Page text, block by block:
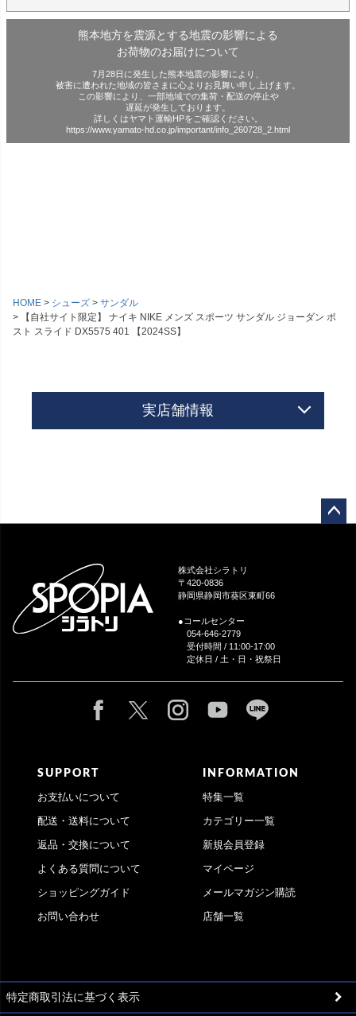
熊本地方を震源とする地震の影響による
お荷物のお届けについて
7月28日に発生した熊本地震の影響により、
被害に遭われた地域の皆さまに心よりお見舞い申し上げます。
この影響により、一部地域での集荷・配送の停止や
遅延が発生しております。
詳しくはヤマト運輸HPをご確認ください。
https://www.yamato-hd.co.jp/important/info_260728_2.html
HOME シューズ
サンダル
【自社サイト限定】 ナイキ NIKE メンズ スポーツ サンダル ジョーダン ポ
スト スライド DX5575 401 【2024SS】
実店舗情報
株式会社シラトリ
〒420-0836
静岡県静岡市葵区東町66
●コールセンター
054-646-2779
受付時間 / 11:00-17:00
定休日 / 土・日・祝祭日
SUPPORT
お支払いについて
配送・送料について
返品・交換について
よくある質問について
ショッピングガイド
お問い合わせ
INFORMATION
特集一覧
カテゴリー一覧
新規会員登録
マイページ
メールマガジン購読
店舗一覧
特定商取引法に基づく表示